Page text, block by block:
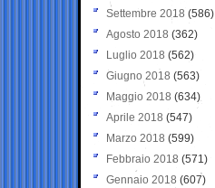
Settembre 2018 (586)
Agosto 2018 (362)
Luglio 2018 (562)
Giugno 2018 (563)
Maggio 2018 (634)
Aprile 2018 (547)
Marzo 2018 (599)
Febbraio 2018 (571)
Gennaio 2018 (607)